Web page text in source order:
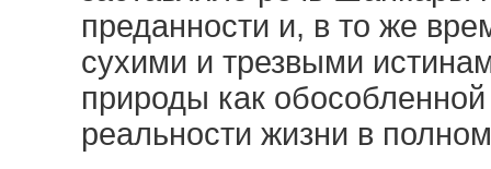
преданности и, в то же
сухими и трезвыми
природы как
реальности жизни в